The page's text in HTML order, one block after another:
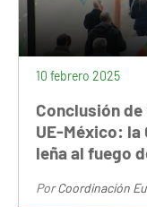
10 febrero 2025
Conclusión
UE-México: la
leña al fuego
PorCoordinación